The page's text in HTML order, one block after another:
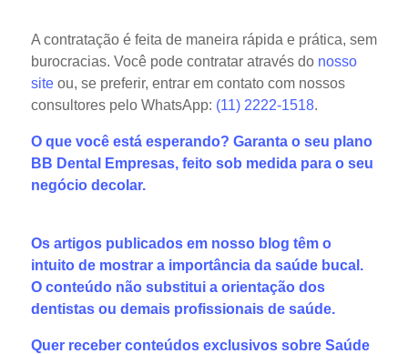
A contratação é feita de maneira rápida e prática, sem
burocracias. Você pode contratar através do nosso
siteou, se preferir, entrar em contato com nossos
consultores pelo WhatsApp: (11) 2222-1518.
O que você está esperando? Garanta o seu plano
BB Dental Empresas, feito sob medida para o seu
negócio decolar.
Os artigos publicados em nosso blog têm o
intuito de mostrar a importância da saúde bucal.
O conteúdo não substitui a orientação dos
dentistas ou demais profissionais de saúde.
Quer receber conteúdos exclusivos sobre Saúde